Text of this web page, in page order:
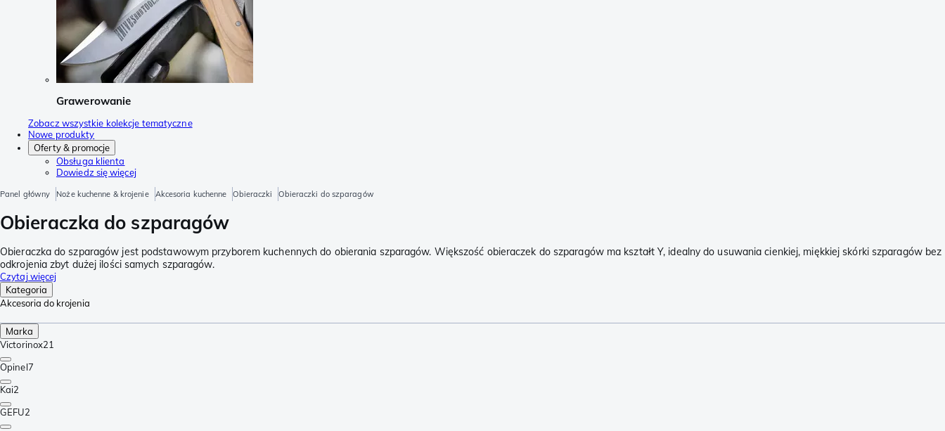
Grawerowanie
Zobacz wszystkie kolekcje tematyczne
Nowe produkty
Oferty & promocje
Obsługa klienta
Dowiedz się więcej
Panel główny Noże kuchenne & krojenie Akcesoria kuchenne Obieraczki Obieraczki do szparagów
Obieraczka do szparagów
Obieraczka do szparagów jest podstawowym przyborem kuchennych do obierania szparagów. Większość obieraczek do szparagów ma kształt Y, idealny do usuwania cienkiej, miękkiej skórki szparagów bez
odkrojenia zbyt dużej ilości samych szparagów.
Czytaj więcej
Kategoria
Akcesoria do krojenia
Marka
Victorinox21
Opinel7
Kai2
GEFU2